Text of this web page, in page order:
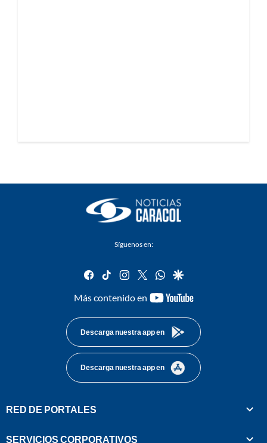
Síguenos en:
facebook
tiktok instagram
twitterwhatsapp
google
Más contenido en
youtube-
Descarga nuestra app en
Descarga nuestra app en
RED DE PORTALES
SERVICIOS CORPORATIVOS